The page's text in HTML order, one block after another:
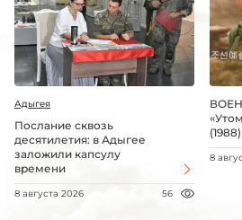
Адыгея
Послание сквозь
десятилетия: в Адыгее
заложили капсулу
времени
8 августа 2026 56
(1988)
8